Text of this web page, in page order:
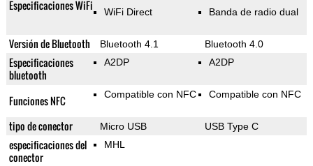
Especificaciones WiFi WiFi Direct Banda de radio dual
Versión de Bluetooth Bluetooth 4.1 Bluetooth 4.0
Especificaciones
bluetooth
A2DP A2DP
Funciones NFC Compatible con NFC Compatible con NFC
tipo de conector Micro USB USB Type C
especificaciones del
conector
MHL